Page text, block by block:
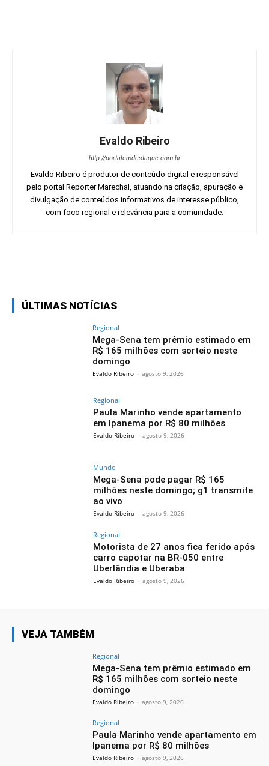
Evaldo Ribeiro
http://portalemdestaque.com.br
Evaldo Ribeiro é produtor de conteúdo digital e responsável
pelo portal Reporter Marechal, atuando na criação, apuração e
divulgação de conteúdos informativos de interesse público,
com foco regional e relevância para a comunidade.
ÚLTIMAS NOTÍCIAS
Regional
Mega-Sena tem prêmio estimado em
R$ 165 milhões com sorteio neste
domingo
Evaldo Ribeiro - agosto 9, 2026
Regional
Paula Marinho vende apartamento
em Ipanema por R$ 80 milhões
Evaldo Ribeiro - agosto 9, 2026
Mundo
Mega-Sena pode pagar R$ 165
milhões neste domingo; g1 transmite
ao vivo
Evaldo Ribeiro - agosto 9, 2026
Regional
Motorista de 27 anos fica ferido após
carro capotar na BR-050 entre
Uberlândia e Uberaba
Evaldo Ribeiro - agosto 9, 2026
VEJA TAMBÉM
Regional
Mega-Sena tem prêmio estimado em
R$ 165 milhões com sorteio neste
domingo
Evaldo Ribeiro - agosto 9, 2026
Regional
Paula Marinho vende apartamento em
Ipanema por R$ 80 milhões
Evaldo Ribeiro - agosto 9, 2026